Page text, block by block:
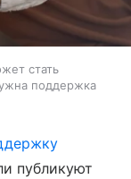
стать
поддержка
публикуют